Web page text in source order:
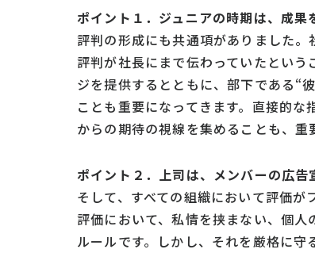
ポイント１．ジュニアの時期は、成
評判の形成にも共通項がありました
評判が社長にまで伝わっていたとい
ジを提供するとともに、部下である“
ことも重要になってきます。直接的
からの期待の視線を集めることも、重
ポイント２．上司は、メンバーの広告
そして、すべての組織において評価が
評価において、私情を挟まない、個
ルールです。しかし、それを厳格に守